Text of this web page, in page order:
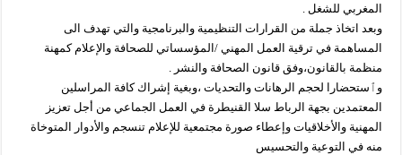
المغربي للشغل .
وبعد اتخاذ جملة من القرارات التنظيمية والبرنامجية والتي تهدف الى
المساهمة في ترقية العمل المهني /المؤسساتي للصحافة والإعلام كمهنة
منظمة بالقانون،وفق قانون الصحافة والنشر .
وٱستحضارا لحجم الرهانات والتحديات ،وبغية إشراك كافة المراسلين
المعتمدين بجهة الرباط سلا القنيطرة في العمل الجماعي من أجل تعزيز
المهنية والأخلاقيات وإعطاء صورة مجتمعية للإعلام تنسجم والأدوار المتوخاة
منه في التوعية والتحسيس